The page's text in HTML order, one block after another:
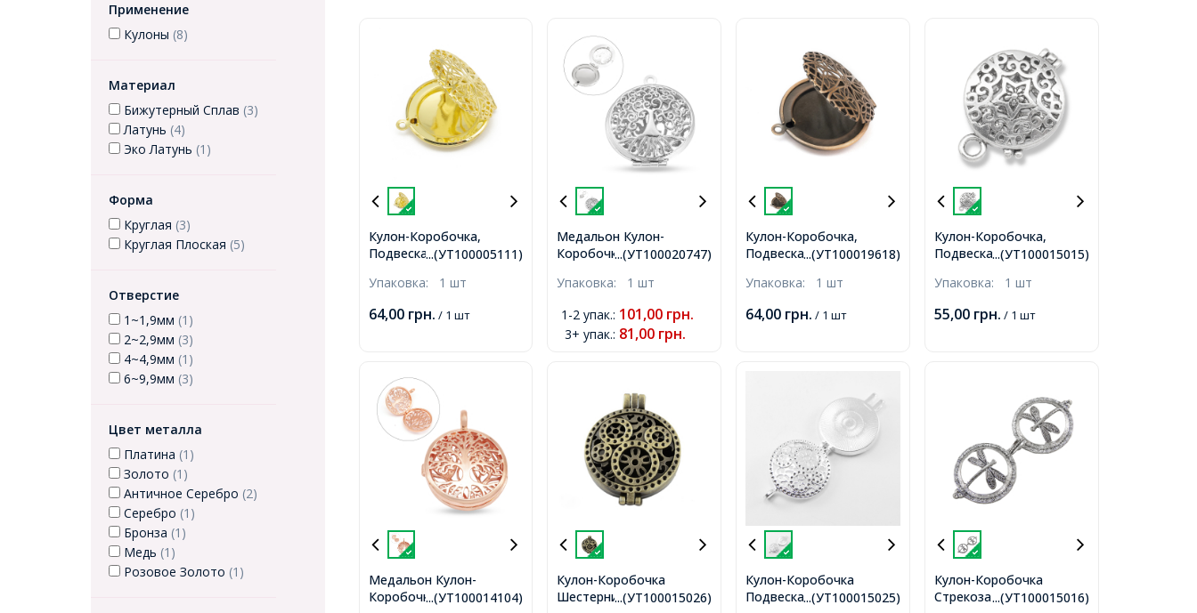
Применение
Кулоны (8)
Материал
Бижутерный Сплав (3)
Латунь (4)
Эко Латунь (1)
Форма
Круглая (3)
Круглая Плоская (5)
Отверстие
1~1,9мм (1)
2~2,9мм (3)
4~4,9мм (1)
6~9,9мм (3)
Цвет металла
Платина (1)
Золото (1)
Античное Серебро (2)
Серебро (1)
Бронза (1)
Медь (1)
Розовое Золото (1)
...(УТ100005111)
Кулон-Коробочка,
Подвеска Круглый
30х27х7мм, Отверстие
Упаковка: 1 шт
64,00 грн. / 1 шт
...(УТ100020747)
Медальон Кулон-
Коробочка из Латуни
Платина, 32x27x8.5-9мм,
Упаковка: 1 шт
1-2 упак.: 101,00 грн.
3+ упак.: 81,00 грн.
...(УТ100019618)
Кулон-Коробочка,
Подвеска Круглый
Отверстие 2мм,
Упаковка: 1 шт
64,00 грн. / 1 шт
...(УТ100015015)
Кулон-Коробочка,
Подвеска Круглый
Античное Серебро,
2мм,
Упаковка: 1 шт
55,00 грн. / 1 шт
...(УТ100014104)
Медальон Кулон-
Коробочка Круглая из
...(УТ100015026)
Кулон-Коробочка
Шестерни Круглый
...(УТ100015025)
Кулон-Коробочка
Подвеска Шестерни
...(УТ100015016)
Кулон-Коробочка
Стрекоза Круглый